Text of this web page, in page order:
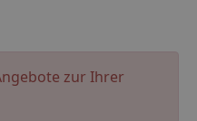
zur Ihrer